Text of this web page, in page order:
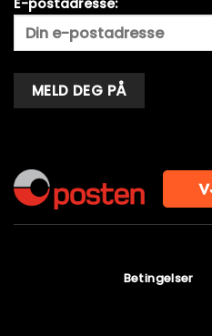
E-postadresse:
Betingelser